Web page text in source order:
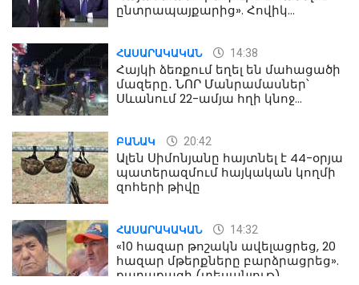
ընտրապայքարից». Հովիկ
ՀԱՍԱՐԱԿԱԿԱՆ 14:38
Հայկի ձեռքում եղել են մահացածի
մազերը․ ՆՈՐ Մանրամասներ՝
Սևանում 22-ամյա հղի կնոջ
ԲԱՆԱԿ 20:42
Ալեն Սիմոնյանը հայտնել է 44-օրյա
պատերազմում հայկական կողմի
զոհերի թիվը
ՀԱՍԱՐԱԿԱԿԱՆ 14:32
«10 հազար թոշակն ավելացրեց, 20
հազար մթերքները բարձրացրեց».
քաղաքացի (տեսանյութ)